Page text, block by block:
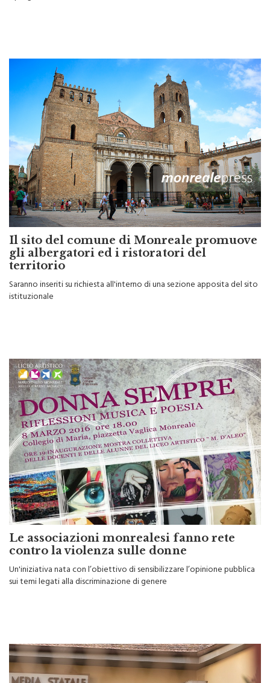
Il sito del comune di Monreale promuove
gli albergatori ed i ristoratori del
territorio
Saranno inseriti su richiesta all'interno di una sezione apposita del sito
istituzionale
Le associazioni monrealesi fanno rete
contro la violenza sulle donne
Un'iniziativa nata con l’obiettivo di sensibilizzare l’opinione pubblica
sui temi legati alla discriminazione di genere